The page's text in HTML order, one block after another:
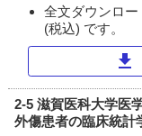
全文ダウンロ
(税込) です。
download
2-5 滋賀医科大学医
外傷患者の臨床統計